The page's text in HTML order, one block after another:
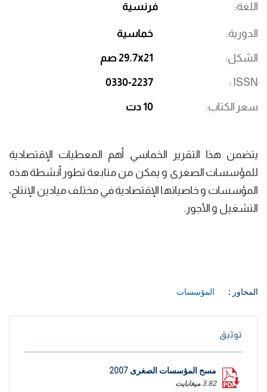
اللغة فرنسية
الدورية خماسية
الشكل 29.7x21 صم
ISSN
0330-2237
سعر الكتاب 10 دت
يتضمن هذا التقرير الخماسي أهم المعطيات الإقتصادية
للمؤسسات الصغرى و يمكن من متابعة تطور أنشطة هذه
المؤسسات و خاصياتها الإقتصادية في مختلف ميادين الإنتاج،
التشغيل و الأجور.
المحاور : المؤسسات
توثيق
مسح المؤسسات الصغرى 2007
3.82 ميغابايت